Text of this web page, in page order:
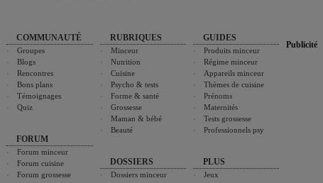
COMMUNAUTÉ
Groupes
Blogs
Rencontres
Bons plans
Témoignages
Quiz
FORUM
Forum minceur
Forum cuisine
Forum grossesse
RUBRIQUES
Minceur
Nutrition
Cuisine
Psycho & tests
Forme & santé
Grossesse
Maman & bébé
Beauté
DOSSIERS
Dossiers minceur
GUIDES
Produits minceur
Régime minceur
Appareils minceur
Thèmes de cuisine
Prénoms
Maternités
Tests grossesse
Professionnels psy
PLUS
Jeux
Publicité